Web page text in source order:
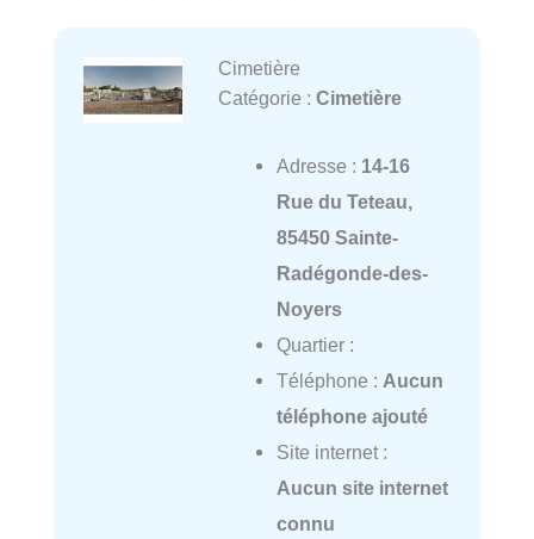
Cimetière
Catégorie : Cimetière
Adresse : 14-16
Rue du Teteau,
85450 Sainte-
Radégonde-des-
Noyers
Quartier :
Téléphone : Aucun
téléphone ajouté
Site internet :
Aucun site internet
connu